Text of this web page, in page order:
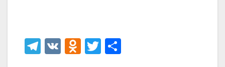
T
V
O T